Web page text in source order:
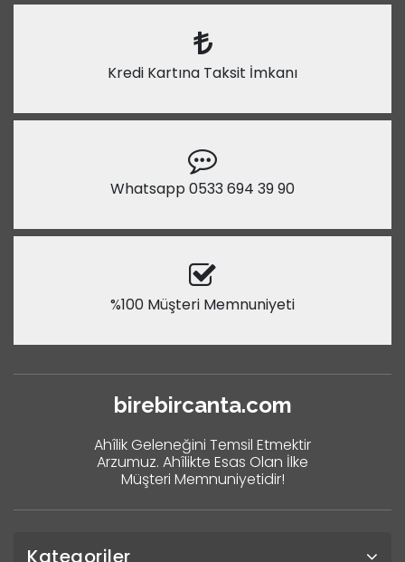
Kredi Kartına Taksit İmkanı
Whatsapp 0533 694 39 90
%100 Müşteri Memnuniyeti
birebircanta.com
Ahîlik Geleneğini Temsil Etmektir
Arzumuz. Ahîlikte Esas Olan İlke
Müşteri Memnuniyetidir!